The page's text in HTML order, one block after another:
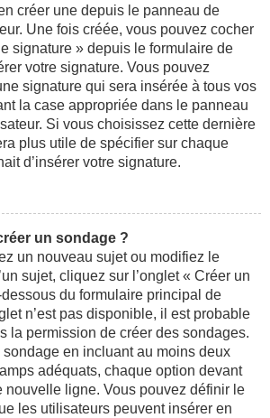
créer une depuis le panneau de
Une fois créée, vous pouvez cocher
signature » depuis le formulaire de
votre signature. Vous pouvez
signature qui sera insérée à tous vos
la case appropriée dans le panneau
Si vous choisissez cette dernière
plus utile de spécifier sur chaque
d’insérer votre signature.
un sondage ?
un nouveau sujet ou modifiez le
sujet, cliquez sur l’onglet « Créer un
du formulaire principal de
n’est pas disponible, il est probable
la permission de créer des sondages.
en incluant au moins deux
adéquats, chaque option devant
nouvelle ligne. Vous pouvez définir le
les utilisateurs peuvent insérer en